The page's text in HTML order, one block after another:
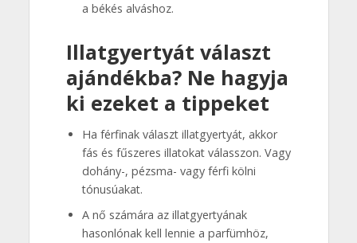
a békés alváshoz.
Illatgyertyát választ
ajándékba? Ne hagyja
ki ezeket a tippeket
Ha férfinak választ illatgyertyát, akkor
fás és fűszeres illatokat válasszon. Vagy
dohány-, pézsma- vagy férfi kölni
tónusúakat.
A nő számára az illatgyertyának
hasonlónak kell lennie a parfümhöz,